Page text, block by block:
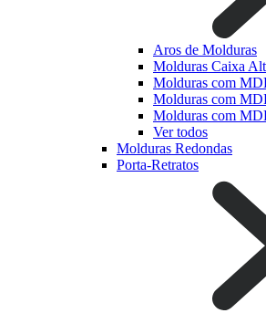
Aros de Molduras
Molduras Caixa
Molduras com
Molduras com
Molduras com
Ver todos
Molduras Redondas
Porta-Retratos